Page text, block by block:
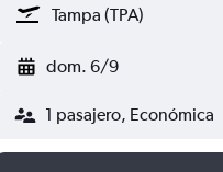
dom. 6/9
1 pasajero, Económica